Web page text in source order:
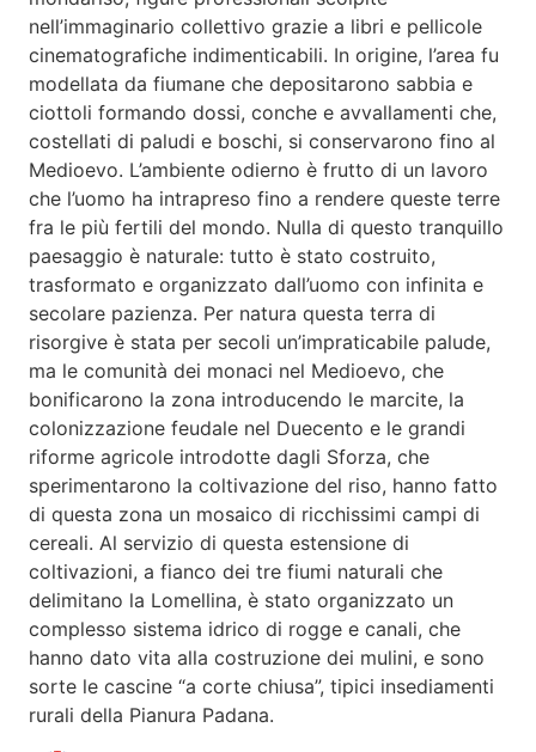
nell’immaginario collettivo grazie a libri e pellicole
cinematografiche indimenticabili. In origine, l’area fu
modellata da fiumane che depositarono sabbia e
ciottoli formando dossi, conche e avvallamenti che,
costellati di paludi e boschi, si conservarono fino al
Medioevo. L’ambiente odierno è frutto di un lavoro
che l’uomo ha intrapreso fino a rendere queste terre
fra le più fertili del mondo. Nulla di questo tranquillo
paesaggio è naturale: tutto è stato costruito,
trasformato e organizzato dall’uomo con infinita e
secolare pazienza. Per natura questa terra di
risorgive è stata per secoli un’impraticabile palude,
ma le comunità dei monaci nel Medioevo, che
bonificarono la zona introducendo le marcite, la
colonizzazione feudale nel Duecento e le grandi
riforme agricole introdotte dagli Sforza, che
sperimentarono la coltivazione del riso, hanno fatto
di questa zona un mosaico di ricchissimi campi di
cereali. Al servizio di questa estensione di
coltivazioni, a fianco dei tre fiumi naturali che
delimitano la Lomellina, è stato organizzato un
complesso sistema idrico di rogge e canali, che
hanno dato vita alla costruzione dei mulini, e sono
sorte le cascine “a corte chiusa”, tipici insediamenti
rurali della Pianura Padana.